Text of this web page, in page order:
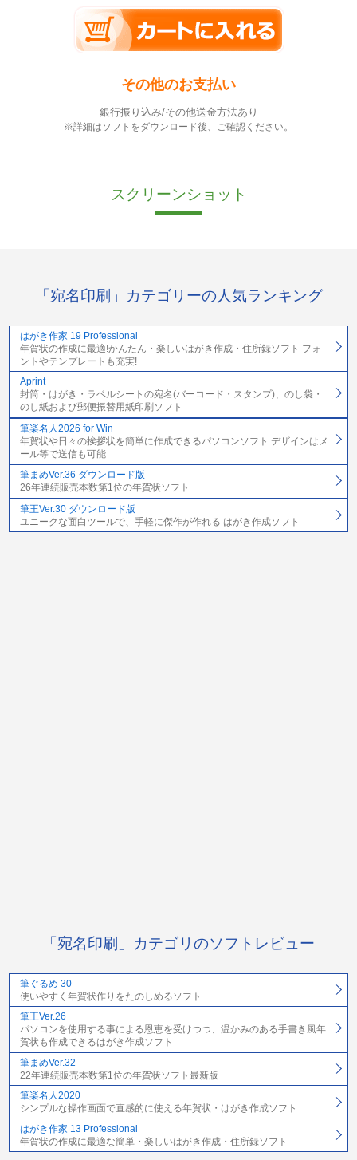
その他のお支払い
銀行振り込み/その他送金方法あり
※詳細はソフトをダウンロード後、ご確認ください。
スクリーンショット
「宛名印刷」カテゴリーの人気ランキング
はがき作家 19 Professional
年賀状の作成に最適!かんたん・楽しいはがき作成・住所録ソフト フォ
ントやテンプレートも充実!
Aprint
封筒・はがき・ラベルシートの宛名(バーコード・スタンプ)、のし袋・
のし紙および郵便振替用紙印刷ソフト
筆楽名人2026 for Win
年賀状や日々の挨拶状を簡単に作成できるパソコンソフト デザインはメ
ール等で送信も可能
筆まめVer.36 ダウンロード版
26年連続販売本数第1位の年賀状ソフト
筆王Ver.30 ダウンロード版
ユニークな面白ツールで、手軽に傑作が作れる はがき作成ソフト
「宛名印刷」カテゴリのソフトレビュー
筆ぐるめ 30
使いやすく年賀状作りをたのしめるソフト
筆王Ver.26
パソコンを使用する事による恩恵を受けつつ、温かみのある手書き風年
賀状も作成できるはがき作成ソフト
筆まめVer.32
22年連続販売本数第1位の年賀状ソフト最新版
筆楽名人2020
シンプルな操作画面で直感的に使える年賀状・はがき作成ソフト
はがき作家 13 Professional
年賀状の作成に最適な簡単・楽しいはがき作成・住所録ソフト